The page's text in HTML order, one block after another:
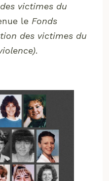
victimes du
le Fonds
des victimes du
.